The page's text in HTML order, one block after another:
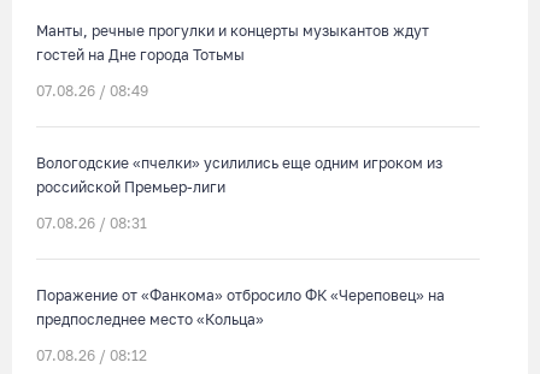
Манты, речные прогулки и концерты музыкантов ждут
гостей на Дне города Тотьмы
07.08.26 / 08:49
Вологодские «пчелки» усилились еще одним игроком из
российской Премьер-лиги
07.08.26 / 08:31
Поражение от «Фанкома» отбросило ФК «Череповец» на
предпоследнее место «Кольца»
07.08.26 / 08:12